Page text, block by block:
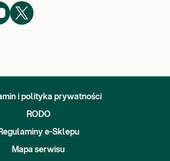
i polityka prywatności
RODO
e-Sklepu
Mapa serwisu